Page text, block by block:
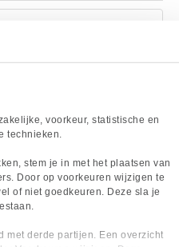
voorkeur, statistische en
technieken.
stem je in met het plaatsen van
Door op voorkeuren wijzigen te
of niet goedkeuren. Deze sla je
met derde partijen. Een overzicht
Breda